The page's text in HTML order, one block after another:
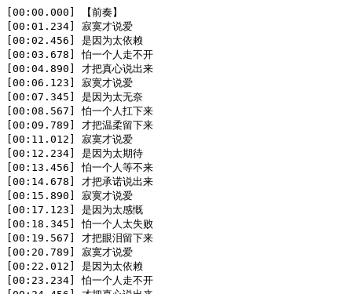
[00:00.000] 【前奏】
[00:01.234] 寂寞才说爱
[00:02.456] 是因为太依赖
[00:03.678] 怕一个人走不开
[00:04.890] 才把真心说出来
[00:06.123] 寂寞才说爱
[00:07.345] 是因为太无奈
[00:08.567] 怕一个人扛下来
[00:09.789] 才把温柔留下来
[00:11.012] 寂寞才说爱
[00:12.234] 是因为太期待
[00:13.456] 怕一个人等不来
[00:14.678] 才把承诺说出来
[00:15.890] 寂寞才说爱
[00:17.123] 是因为太感慨
[00:18.345] 怕一个人太失败
[00:19.567] 才把眼泪留下来
[00:20.789] 寂寞才说爱
[00:22.012] 是因为太依赖
[00:23.234] 怕一个人走不开